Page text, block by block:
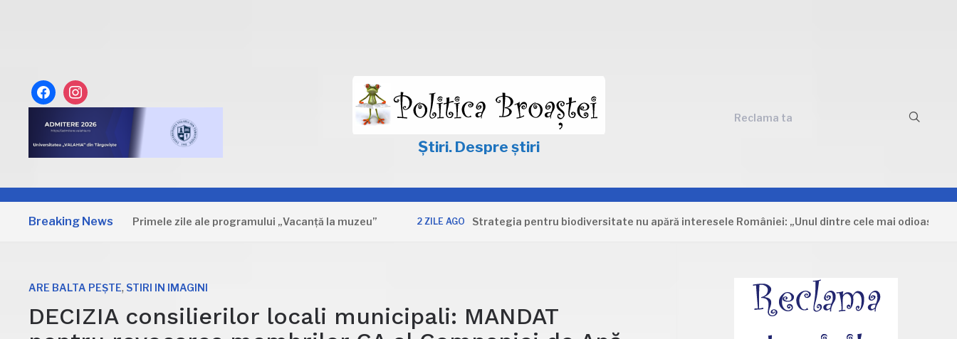
facebookinstagram
Știri. Despre știri
Reclama ta
Breaking News
Dâmbovița: Primele zile ale programului „Vacanță la muzeu” 2 ZILE AGO Strategia pentru biodiversitate nu apără interesele României: „Unul dintre cele mai odioase
ARE BALTA PEȘTE, STIRI IN IMAGINI
DECIZIA consilierilor locali municipali: MANDAT